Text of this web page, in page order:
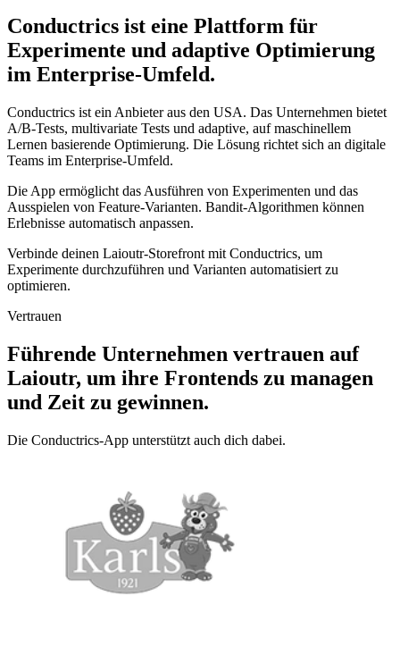
Conductrics ist eine Plattform für
Experimente und adaptive Optimierung
im Enterprise-Umfeld.
Conductrics ist ein Anbieter aus den USA. Das Unternehmen bietet
A/B-Tests, multivariate Tests und adaptive, auf maschinellem
Lernen basierende Optimierung. Die Lösung richtet sich an digitale
Teams im Enterprise-Umfeld.
Die App ermöglicht das Ausführen von Experimenten und das
Ausspielen von Feature-Varianten. Bandit-Algorithmen können
Erlebnisse automatisch anpassen.
Verbinde deinen Laioutr-Storefront mit Conductrics, um
Experimente durchzuführen und Varianten automatisiert zu
optimieren.
Vertrauen
Führende Unternehmen vertrauen auf
Laioutr, um ihre Frontends zu managen
und Zeit zu gewinnen.
Die Conductrics-App unterstützt auch dich dabei.